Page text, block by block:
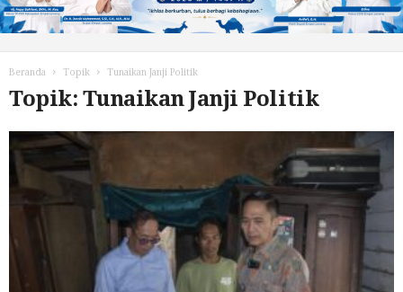
Beranda Topik Tunaikan Janji Politik
Topik: Tunaikan Janji Politik